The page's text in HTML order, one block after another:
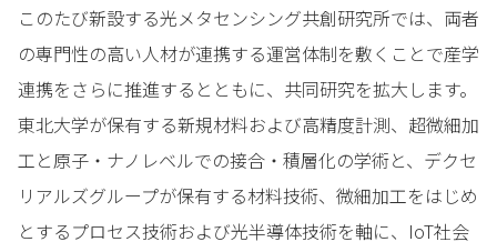
このたび新設する光メタセンシング共創研究所では、両者
の専門性の高い人材が連携する運営体制を敷くことで産学
連携をさらに推進するとともに、共同研究を拡大します。
東北大学が保有する新規材料および高精度計測、超微細加
工と原子・ナノレベルでの接合・積層化の学術と、デクセ
リアルズグループが保有する材料技術、微細加工をはじめ
とするプロセス技術および光半導体技術を軸に、IoT社会